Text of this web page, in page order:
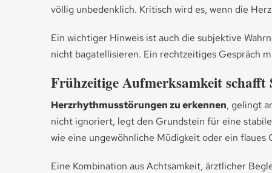
völlig unbedenklich. Kritisch wird es, wenn die
Ein wichtiger Hinweis ist auch die subjektive
nicht bagatellisieren. Ein rechtzeitiges Gespräch
Frühzeitige Aufmerksamkeit schafft
Herzrhythmusstörungen zu erkennen, gelingt
nicht ignoriert, legt den Grundstein für eine
wie eine ungewöhnliche Müdigkeit oder ein flaues
Eine Kombination aus Achtsamkeit, ärztlicher